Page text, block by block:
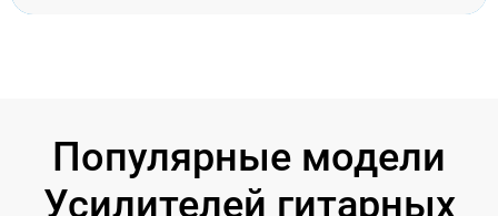
Популярные модели
Усилителей гитарных